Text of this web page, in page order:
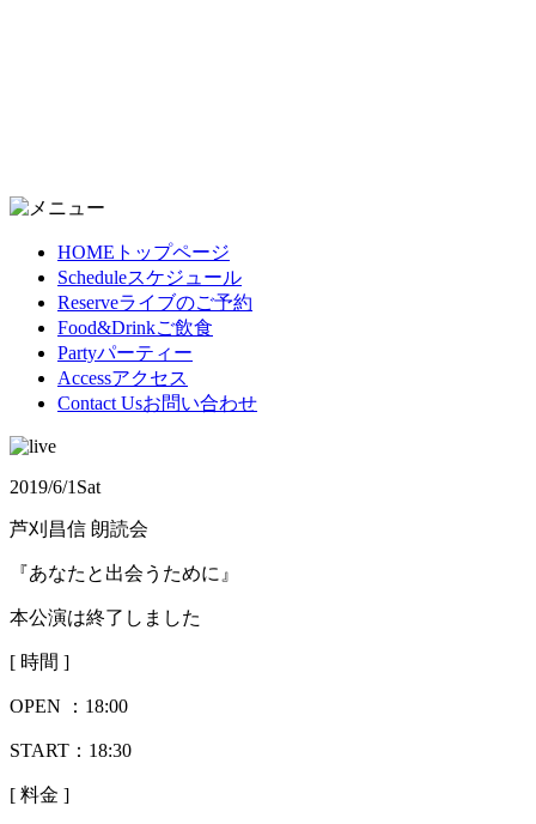
HOME トップページ
Scheduleスケジュール
Reserveライブのご予約
Food&Drinkご飲食
Partyパーティー
Accessアクセス
Contact Usお問い合わせ
2019/6/1 Sat
芦刈昌信 朗読会
『あなたと出会うために』
本公演は終了しました
[ 時間 ]
OPEN ： 18:00
START：18:30
[ 料金 ]